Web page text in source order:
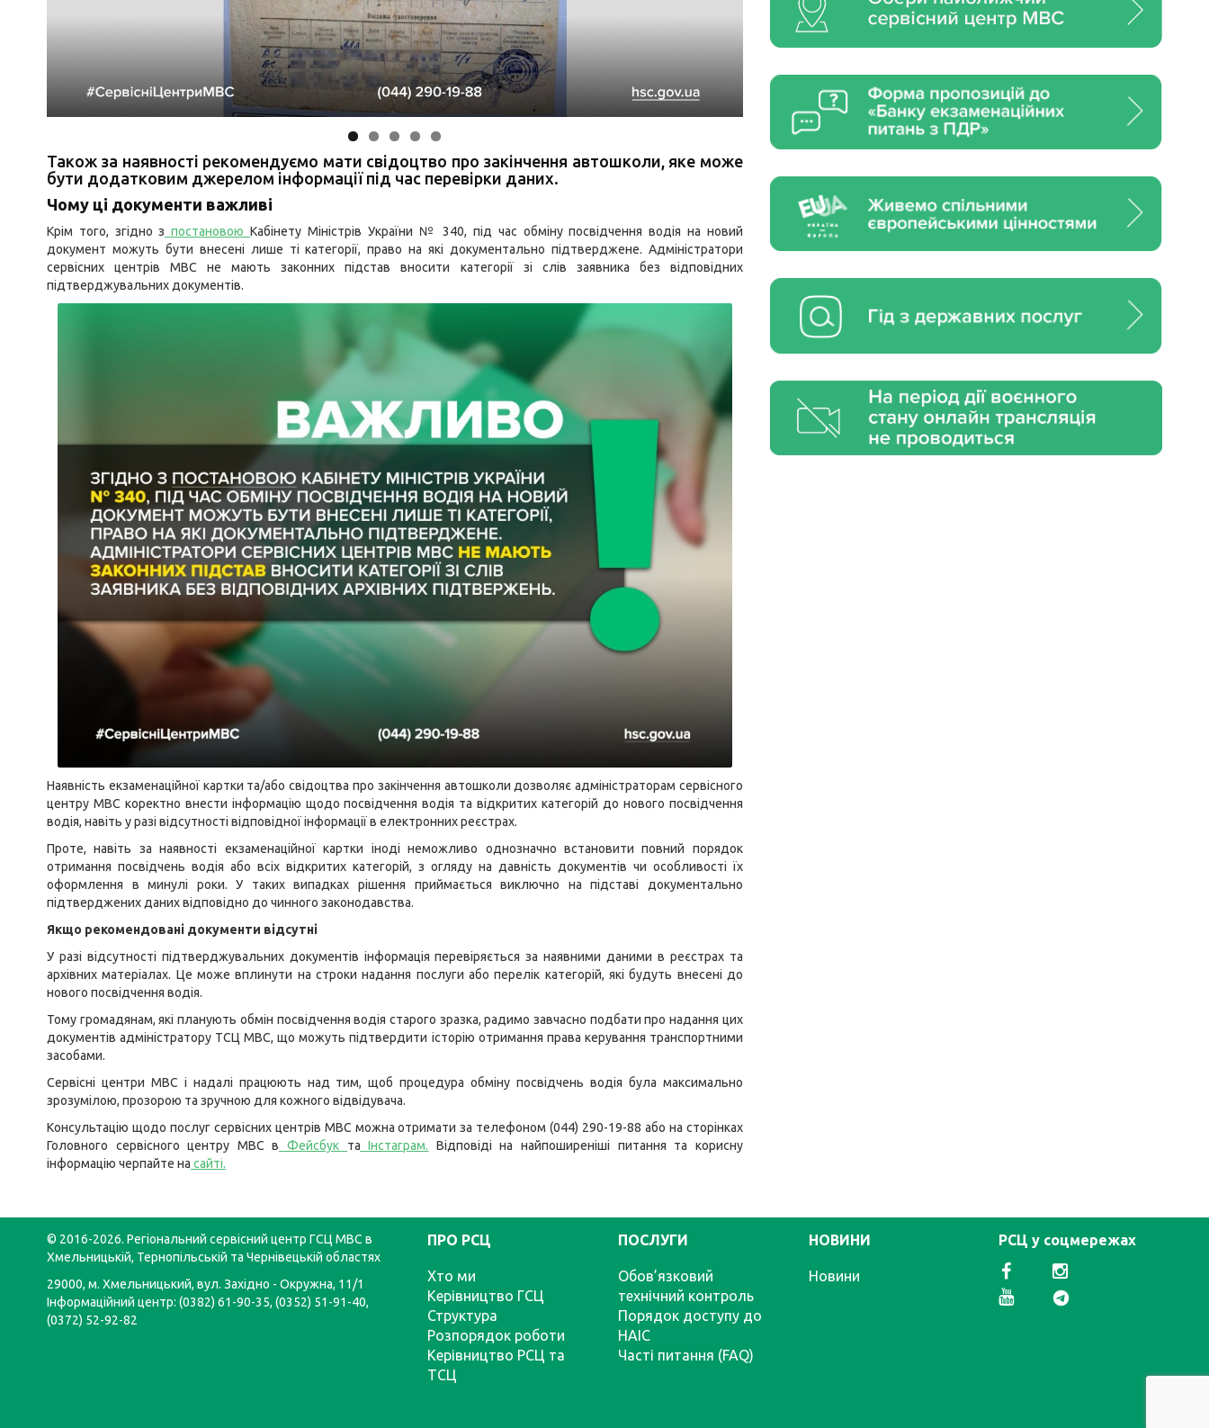
Також за наявності рекомендуємо мати свідоцтво про закінчення автошколи, яке може
бути додатковим джерелом інформації під час перевірки даних.
Чому ці документи важливі
Крім того, згідно з постановою Кабінету Міністрів України № 340, під час обміну посвідчення водія на новий
документ можуть бути внесені лише ті категорії, право на які документально підтверджене. Адміністратори
сервісних центрів МВС не мають законних підстав вносити категорії зі слів заявника без відповідних
підтверджувальних документів.
Наявність екзаменаційної картки та/або свідоцтва про закінчення автошколи дозволяє адміністраторам сервісного
центру МВС коректно внести інформацію щодо посвідчення водія та відкритих категорій до нового посвідчення
водія, навіть у разі відсутності відповідної інформації в електронних реєстрах.
Проте, навіть за наявності екзаменаційної картки іноді неможливо однозначно встановити повний порядок
отримання посвідчень водія або всіх відкритих категорій, з огляду на давність документів чи особливості їх
оформлення в минулі роки. У таких випадках рішення приймається виключно на підставі документально
підтверджених даних відповідно до чинного законодавства.
Якщо рекомендовані документи відсутні
У разі відсутності підтверджувальних документів інформація перевіряється за наявними даними в реєстрах та
архівних матеріалах. Це може вплинути на строки надання послуги або перелік категорій, які будуть внесені до
нового посвідчення водія.
Тому громадянам, які планують обмін посвідчення водія старого зразка, радимо завчасно подбати про надання цих
документів адміністратору ТСЦ МВС, що можуть підтвердити історію отримання права керування транспортними
засобами.
Сервісні центри МВС і надалі працюють над тим, щоб процедура обміну посвідчень водія була максимально
зрозумілою, прозорою та зручною для кожного відвідувача.
Консультацію щодо послуг сервісних центрів МВС можна отримати за телефоном (044) 290-19-88 або на сторінках
Головного сервісного центру МВС в
Фейсбук та Інстаграм. Відповіді на найпоширеніші питання та корисну
інформацію черпайте на сайті.
© 2016-2026. Регіональний сервісний центр ГСЦ МВС в
Хмельницькій, Тернопільській та Чернівецькій областях
29000, м. Хмельницький, вул. Західно - Окружна, 11/1
Інформаційний центр: (0382) 61-90-35, (0352) 51-91-40,
(0372) 52-92-82
ПРО РСЦ
Хто ми
Керівництво ГСЦ
Структура
Розпорядок роботи
Керівництво РСЦ та
ТСЦ
ПОСЛУГИ
Обов’язковий
технічний контроль
Порядок доступу до
НАІС
Часті питання (FAQ)
НОВИНИ
Новини
РСЦ у соцмережах